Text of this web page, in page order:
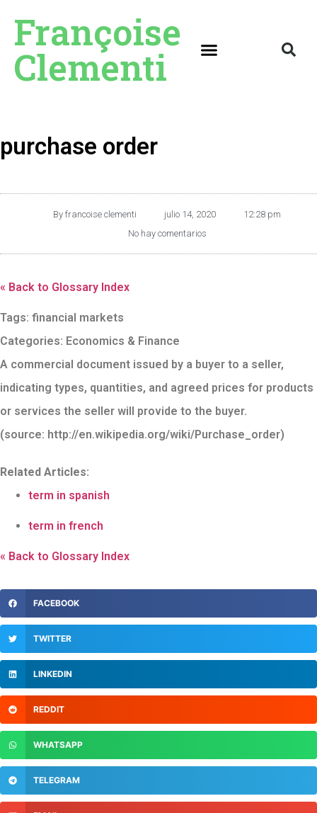
Françoise
Clementi
purchase order
By francoise clementi julio 14, 2020
12:28 pm
No hay comentarios
« Back to Glossary Index
Tags: financial markets
Categories: Economics & Finance
A commercial document issued by a buyer to a seller,
indicating types, quantities, and agreed prices for products
or services the seller will provide to the buyer.
(source: http://en.wikipedia.org/wiki/Purchase_order)
Related Articles:
term in spanish
term in french
« Back to Glossary Index
FACEBOOK
TWITTER
LINKEDIN
REDDIT
WHATSAPP
TELEGRAM